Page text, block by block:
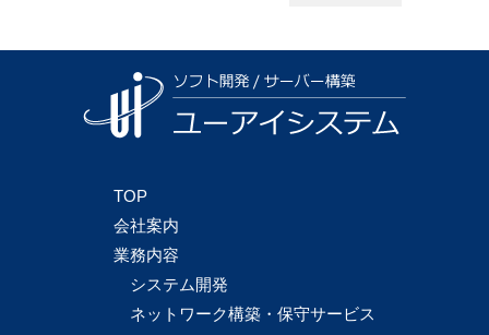
TOP
会社案内
業務内容
システム開発
ネットワーク構築・保守サービス